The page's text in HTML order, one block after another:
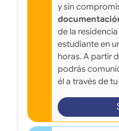
y sin
de la
estudiante en
horas. A partir
podrás
él a través de tu